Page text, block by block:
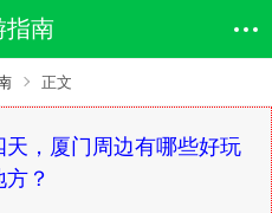
指南
正文
，厦门周边有哪些好玩
方？